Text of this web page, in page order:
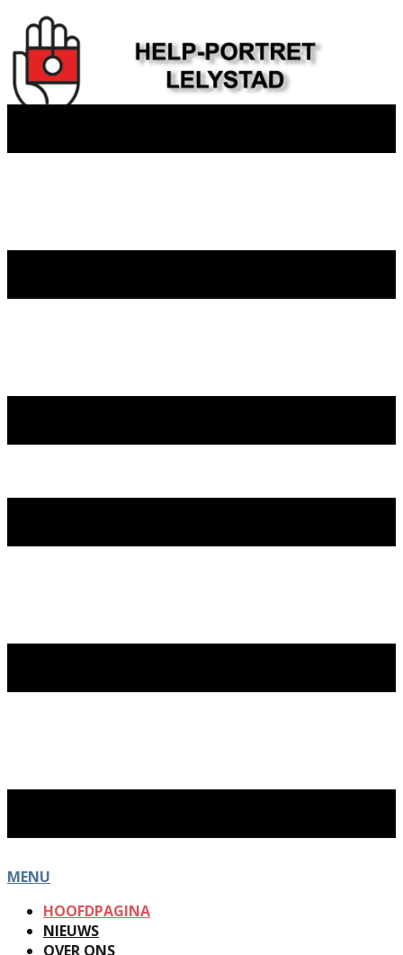
MENU
HOOFDPAGINA
NIEUWS
OVER ONS